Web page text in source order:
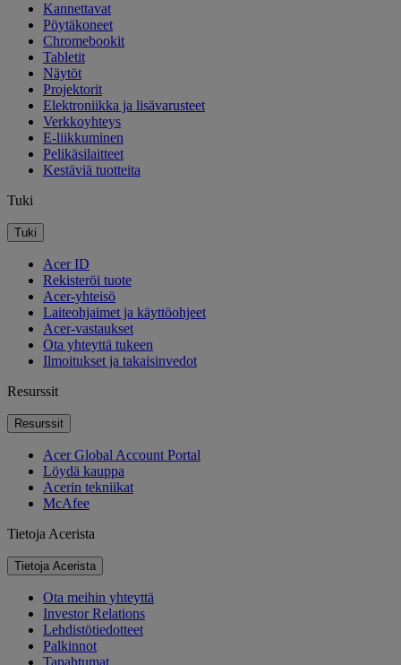
Kannettavat
Pöytäkoneet
Chromebookit
Tabletit
Näytöt
Projektorit
Elektroniikka ja lisävarusteet
Verkkoyhteys
E-liikkuminen
Pelikäsilaitteet
Kestäviä tuotteita
Tuki
Tuki
Acer ID
Rekisteröi tuote
Acer-yhteisö
Laiteohjaimet ja käyttöohjeet
Acer-vastaukset
Ota yhteyttä tukeen
Ilmoitukset ja takaisinvedot
Resurssit
Resurssit
Acer Global Account Portal
Löydä kauppa
Acerin tekniikat
McAfee
Tietoja Acerista
Tietoja Acerista
Ota meihin yhteyttä
Investor Relations
Lehdistötiedotteet
Palkinnot
Tapahtumat